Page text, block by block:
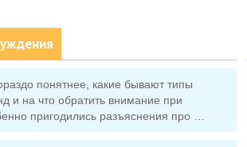
понятнее, какие бывают типы
и на что обратить внимание при
пригодились разъяснения про …